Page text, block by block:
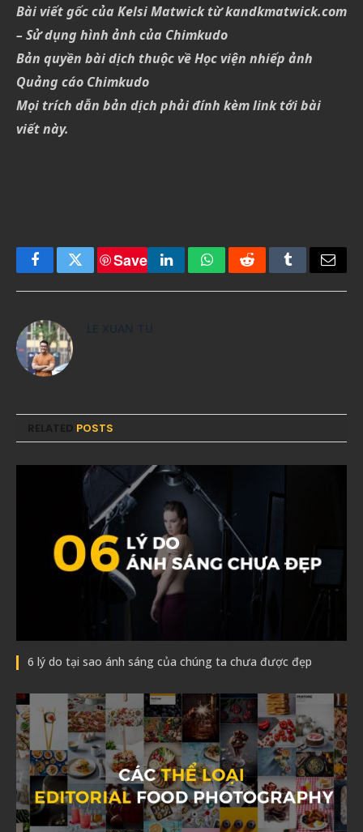
Bài viết gốc của Kelsi Matwick từ kandkmatwick.com
– Sử dụng hình ảnh của Chimkudo
Bản quyền bài dịch thuộc về Học viện nhiếp ảnh
Quảng cáo Chimkudo
Mọi trích dẫn bản dịch phải đính kèm link tới bài
viết này.
FacebookTwitter
Save
LinkedInWhatsAppRedditTumblrEmail
POSTS
6 lý do tại sao ánh sáng của chúng ta chưa được đẹp